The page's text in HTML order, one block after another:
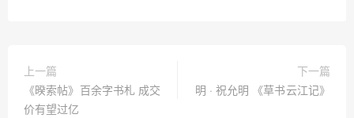
上一篇
《暌索帖》百余字书札 成交
价有望过亿
下一篇
明 · 祝允明 《草书云江记》